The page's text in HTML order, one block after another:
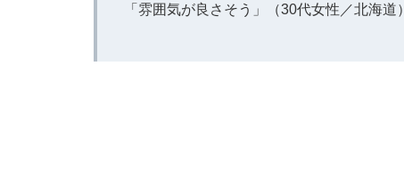
「雰囲気が良さそう」（30代女性／北海道）